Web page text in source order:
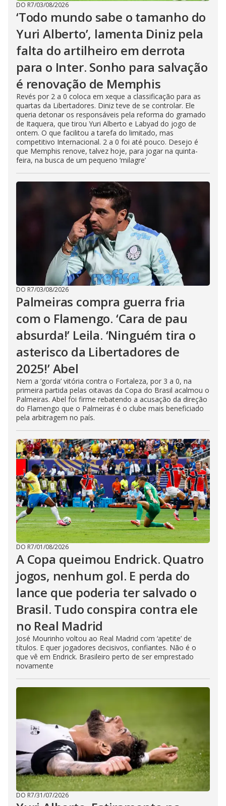
DO R7/03/08/2026
‘Todo mundo sabe o tamanho do
Yuri Alberto’, lamenta Diniz pela
falta do artilheiro em derrota
para o Inter. Sonho para salvação
é renovação de Memphis
Revés por 2 a 0 coloca em xeque a classificação para as
quartas da Libertadores. Diniz teve de se controlar. Ele
queria detonar os responsáveis pela reforma do gramado
de Itaquera, que tirou Yuri Alberto e Labyad do jogo de
ontem. O que facilitou a tarefa do limitado, mas
competitivo Internacional. 2 a 0 foi até pouco. Desejo é
que Memphis renove, talvez hoje, para jogar na quinta-
feira, na busca de um pequeno ‘milagre’
DO R7/03/08/2026
Palmeiras compra guerra fria
com o Flamengo. ‘Cara de pau
absurda!’ Leila. ‘Ninguém tira o
asterisco da Libertadores de
2025!’ Abel
Nem a ‘gorda’ vitória contra o Fortaleza, por 3 a 0, na
primeira partida pelas oitavas da Copa do Brasil acalmou o
Palmeiras. Abel foi firme rebatendo a acusação da direção
do Flamengo que o Palmeiras é o clube mais beneficiado
pela arbitragem no país.
DO R7/01/08/2026
A Copa queimou Endrick. Quatro
jogos, nenhum gol. E perda do
lance que poderia ter salvado o
Brasil. Tudo conspira contra ele
no Real Madrid
José Mourinho voltou ao Real Madrid com ‘apetite’ de
títulos. E quer jogadores decisivos, confiantes. Não é o
que vê em Endrick. Brasileiro perto de ser emprestado
novamente
DO R7/31/07/2026